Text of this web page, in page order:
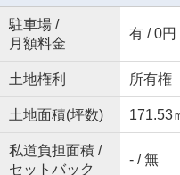
駐車場 /
月額料金
有 / 0円
土地権利 所有権
土地面積(坪数) 171.53
私道負担面積 /
セットバック
- / 無